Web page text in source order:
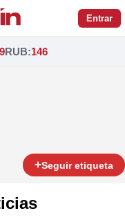
Entrar
RUB:146
+Seguir etiqueta